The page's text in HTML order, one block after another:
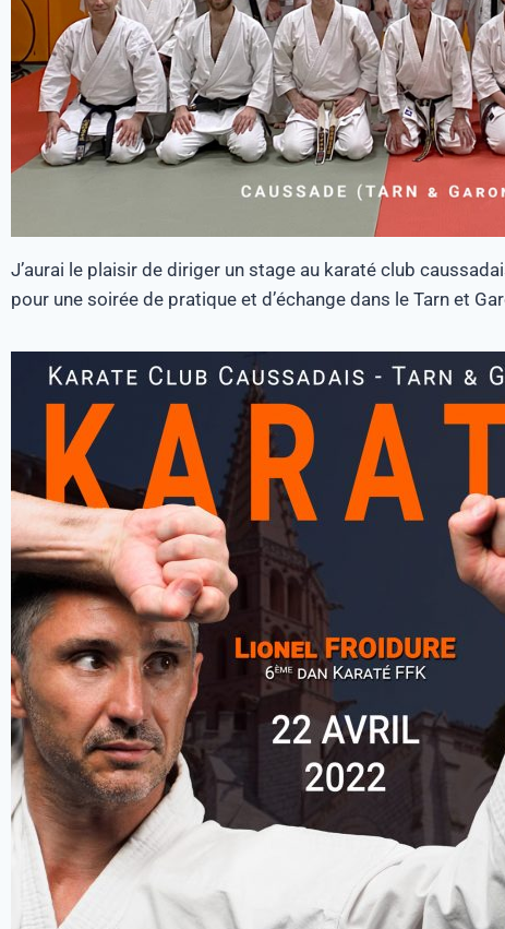
J’aurai le plaisir de diriger un stage au karaté club
pour une soirée de pratique et d’échange dans le Tarn et